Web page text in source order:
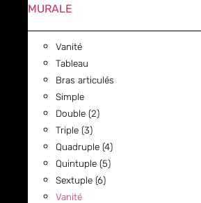
MURALE
Vanité
Tableau
Bras articulés
Simple
Double (2)
Triple (3)
Quadruple (4)
Quintuple (5)
Sextuple (6)
Vanité